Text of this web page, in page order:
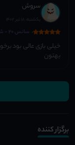
سروش
یکشنبه، 18 تیر 1402
سانس 20 - شنبه، 17 تیر 1402 (24 تجربه)
خیلی بازی عالی بود
بهتون
برگزار کننده